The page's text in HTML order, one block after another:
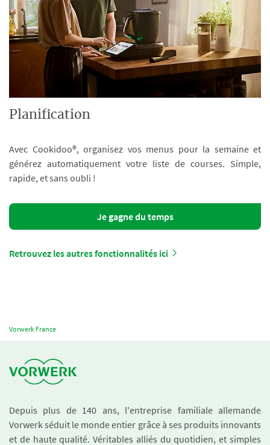
Planification
Avec Cookidoo®, organisez vos menus pour la semaine et
générez automatiquement votre liste de courses. Simple,
rapide, et sans oubli !
Je gagne du temps
Retrouvez les autres fonctionnalités ici
Vorwerk France
Depuis plus de 140 ans, l'entreprise familiale allemande
Vorwerk séduit le monde entier grâce à ses produits innovants
et de haute qualité. Véritables alliés du quotidien, et simples